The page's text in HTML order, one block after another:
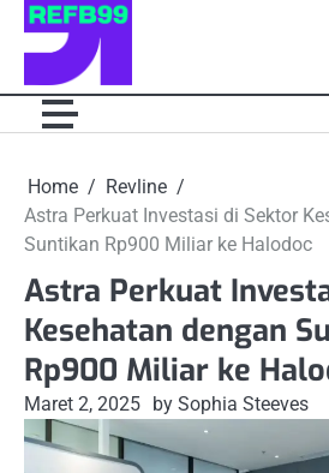
Skip
Home
Revline
Astra Perkuat Investasi di Sektor
Suntikan Rp900 Miliar ke Halodoc
Astra Perkuat
Kesehatan dengan
Rp900 Miliar ke
Maret 2, 2025 by Sophia Steeves